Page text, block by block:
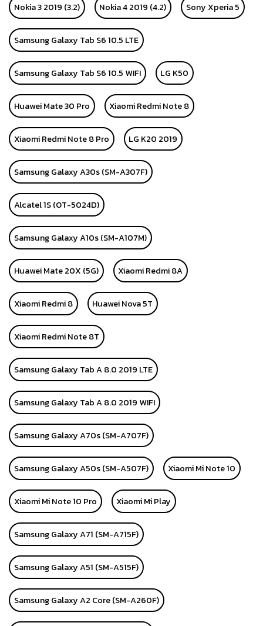
Nokia 3 2019 (3.2) Nokia 4 2019 (4.2) Sony Xperia 5
Samsung Galaxy Tab S6 10.5 LTE
Samsung Galaxy Tab S6 10.5 WIFI LG K50
Huawei Mate 30 Pro Xiaomi Redmi Note 8
Xiaomi Redmi Note 8 Pro LG K20 2019
Samsung Galaxy A30s (SM-A307F)
Alcatel 1S (OT-5024D)
Samsung Galaxy A10s (SM-A107M)
Huawei Mate 20X (5G) Xiaomi Redmi 8A
Xiaomi Redmi 8 Huawei Nova 5T
Xiaomi Redmi Note 8T
Samsung Galaxy Tab A 8.0 2019 LTE
Samsung Galaxy Tab A 8.0 2019 WIFI
Samsung Galaxy A70s (SM-A707F)
Samsung Galaxy A50s (SM-A507F) Xiaomi Mi Note 10
Xiaomi Mi Note 10 Pro Xiaomi Mi Play
Samsung Galaxy A71 (SM-A715F)
Samsung Galaxy A51 (SM-A515F)
Samsung Galaxy A2 Core (SM-A260F)